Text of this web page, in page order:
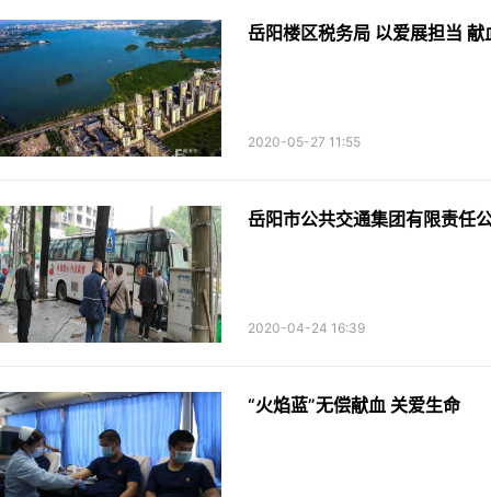
岳阳楼区税务局 以爱展担当 献
2020-05-27 11:55
岳阳市公共交通集团有限责任
2020-04-24 16:39
“火焰蓝”无偿献血 关爱生命